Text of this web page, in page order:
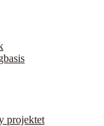
projektet